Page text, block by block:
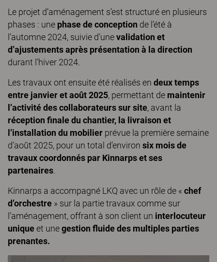
Le projet d’aménagement s’est structuré en plusieurs
phases : une phase de conception de l’été à
l’automne 2024, suivie d’unevalidation et
d’ajustements après présentation à la direction
durant l’hiver 2024.
Les travaux ont ensuite été réalisés en deux temps
entre janvier et août 2025, permettant de maintenir
l’activité des collaborateurs sur site, avant la
réception finale du chantier, la livraison et
l’installation du mobilier prévue la première semaine
d’août 2025, pour un total d’environ six mois de
travaux coordonnés par Kinnarps et ses
partenaires.
Kinnarps a accompagné LKQ avec un rôle de « chef
d’orchestre » sur la partie travaux comme sur
l’aménagement, offrant à son client un interlocuteur
uniqueet unegestion fluide des multiples parties
prenantes.